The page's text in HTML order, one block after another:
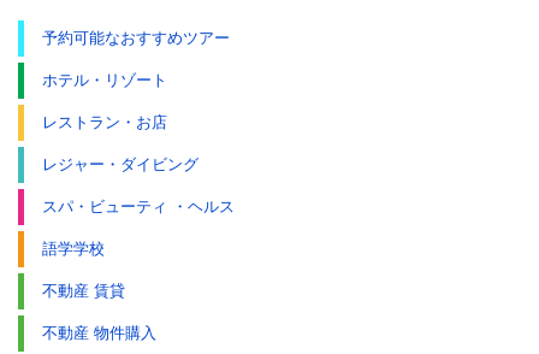
予約可能なおすすめツアー
ホテル・リゾート
レストラン・お店
レジャー・ダイビング
スパ・ビューティ ・ヘルス
語学学校
不動産 賃貸
不動産 物件購入